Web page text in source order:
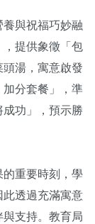
與祝福巧妙融
提供象徵「包
湯，寓意啟發
加分套餐」，準
功」，預示勝
重要時刻，學
透過充滿寓意
支持。教育局